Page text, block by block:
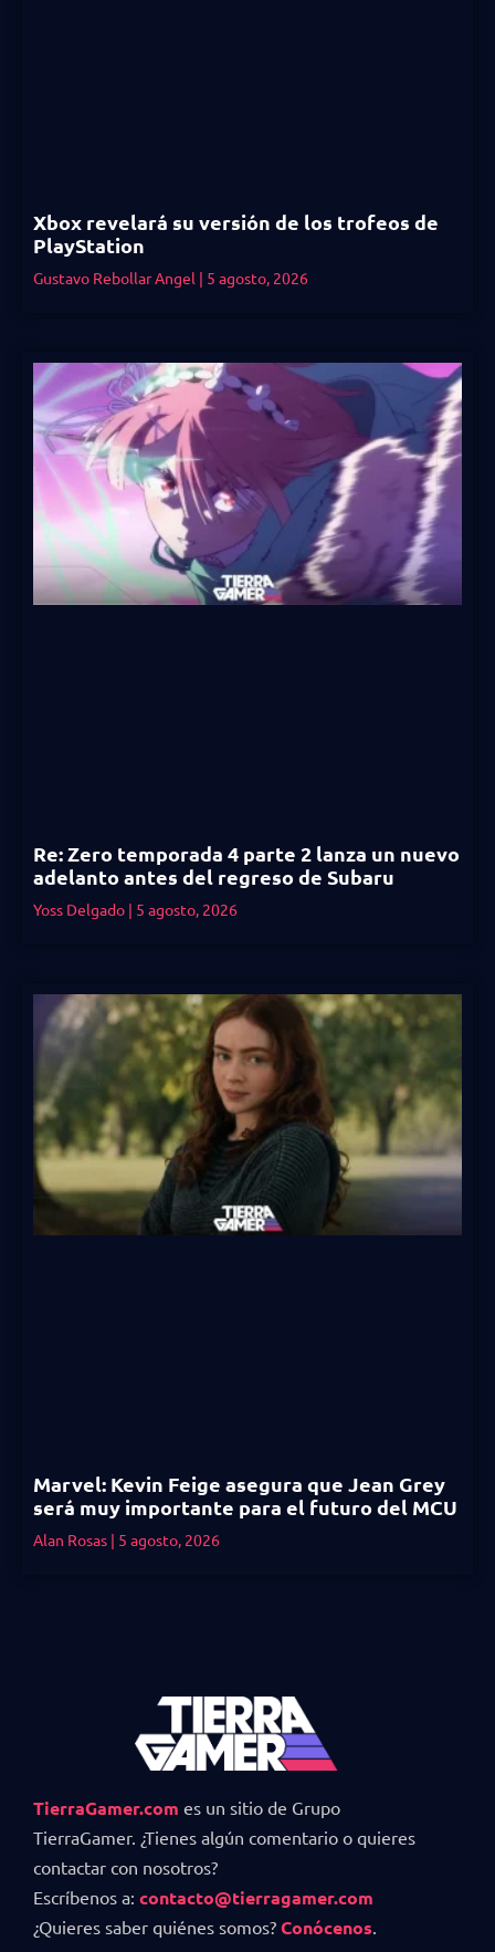
Xbox revelará su versión de los trofeos de
PlayStation
Gustavo Rebollar Angel 5 agosto, 2026
Re: Zero temporada 4 parte 2 lanza un nuevo
adelanto antes del regreso de Subaru
Yoss Delgado 5 agosto, 2026
Marvel: Kevin Feige asegura que Jean Grey
será muy importante para el futuro del MCU
Alan Rosas 5 agosto, 2026
TierraGamer.com es un sitio de Grupo
TierraGamer. ¿Tienes algún comentario o quieres
contactar con nosotros?
Escríbenos a: contacto@tierragamer.com
¿Quieres saber quiénes somos? Conócenos.